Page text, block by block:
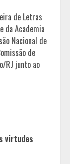
de Letras
da Academia
Nacional de
de
RJ junto ao
virtudes